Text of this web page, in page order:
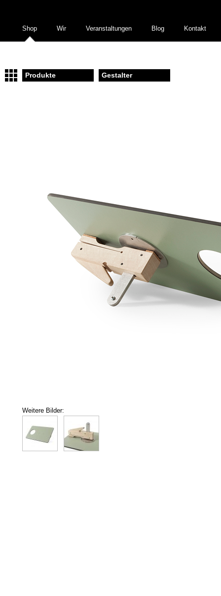
Shop Wir Veranstaltungen Blog Kontakt
Produkte Gestalter
Weitere Bilder: